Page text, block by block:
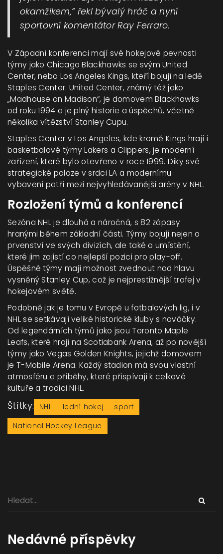
okamžikem,“ řekl bývalý hráč a nyní
sportovní komentátor Ray Ferraro.
V Západní konferenci mají své hokejové pevnosti
týmy jako Chicago Blackhawks se svým United
Center, nebo Los Angeles Kings, kteří bojují na ledě
Staples Center. United Center, známý též jako
„Madhouse on Madison“, je domovem Blackhawks
od roku 1994 a je plný historie a úspěchů, včetně
několika vítězství Stanley Cupu.
Staples Center v Los Angeles, kde kromě Kings hrají i
basketbalové týmy Lakers a Clippers, je moderní
zařízení, které bylo otevřeno v roce 1999. Díky své
strategické poloze v srdci LA a modernímu
vybavení patří mezi nejvyhledávanější arény v NHL.
Rozložení týmů a konferencí
Sezóna NHL je dlouhá a náročná, s 82 zápasy
hranými během základní části. Týmy bojují nejen o
prvenství ve svých divizích, ale také o umístění,
které jim zajistí co nejlepší pozici pro play-off.
Úspěšné týmy mají možnost zvednout nad hlavu
vysněný Stanley Cup, což je nejprestižnější trofej v
hokejovém světě.
Podobně jak je tomu v Evropě u fotbalových lig, i v
NHL se setkávají veliké historické kluby s nováčky.
Od legendárních týmů jako jsou Toronto Maple
Leafs, které hrají na Scotiabank Arena, až po novější
týmy jako Vegas Golden Knights, jejichž domovem
je T-Mobile Arena. Každý stadion má svou vlastní
atmosféru a příběhy, které přispívají k celkové
kultuře a tradici NHL.
Štítky: NHL lední hokej
sport
National Hockey League
Nedávné příspěvky